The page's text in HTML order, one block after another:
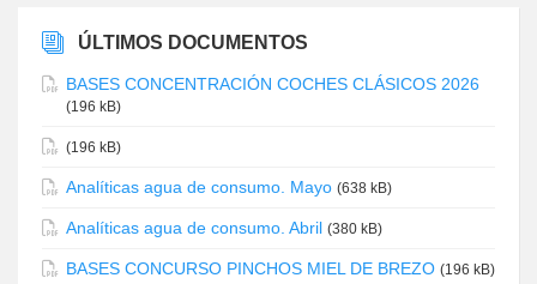
ÚLTIMOS DOCUMENTOS
BASES CONCENTRACIÓN COCHES CLÁSICOS 2026
(196 kB)
(196 kB)
Analíticas agua de consumo. Mayo (638 kB)
Analíticas agua de consumo. Abril (380 kB)
BASES CONCURSO PINCHOS MIEL DE BREZO (196 kB)